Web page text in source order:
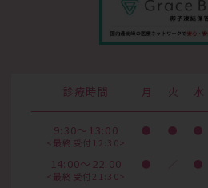
診療時間 月 火 水
9:30～13:00
<最終受付12:30>
● ● ●
14:00～22:00
<最終受付21:30>
● ●